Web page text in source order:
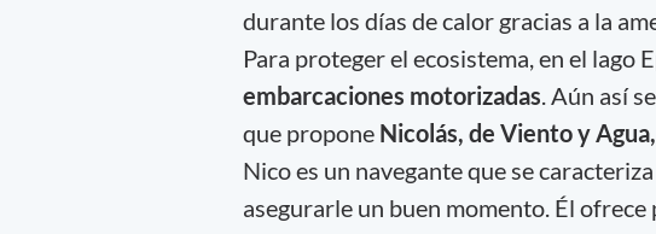
durante los días de calor gracias a la
Para proteger el ecosistema, en el lago
embarcaciones motorizadas. Aún así
que propone Nicolás, de Viento y
Nico es un navegante que se
asegurarle un buen momento. Él